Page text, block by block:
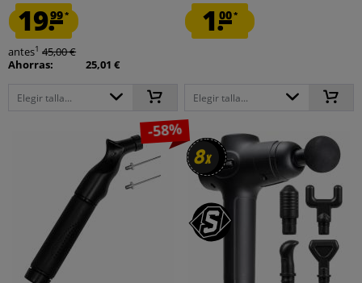
19.99*
antes1 45,00 €
Ahorras:
25,01 €
Elegir talla...
1.00*
Elegir talla...
-58%
8x
8x